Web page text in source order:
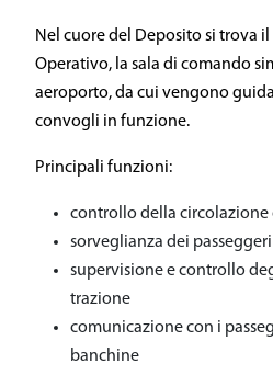
Nel cuore del Deposito si trova
Operativo, la sala di comando
aeroporto, da cui vengono
convogli in funzione.
Principali funzioni:
controllo della circolazione
sorveglianza dei
supervisione e controllo
trazione
comunicazione con i
banchine